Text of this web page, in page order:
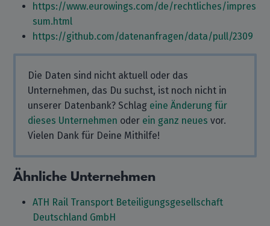
https://www.eurowings.com/de/rechtliches/impres
sum.html
https://github.com/datenanfragen/data/pull/2309
Die Daten sind nicht aktuell oder das
Unternehmen, das Du suchst, ist noch nicht in
unserer Datenbank? Schlag eine Änderung für
dieses Unternehmen oder ein ganz neues vor.
Vielen Dank für Deine Mithilfe!
Ähnliche Unternehmen
ATH Rail Transport Beteiligungsgesellschaft
Deutschland GmbH